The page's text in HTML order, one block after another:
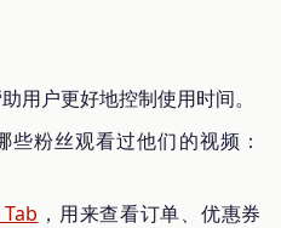
助用户更好地控制使用时间。
粉丝观看过他们的视频：
，用来查看订单、优惠券